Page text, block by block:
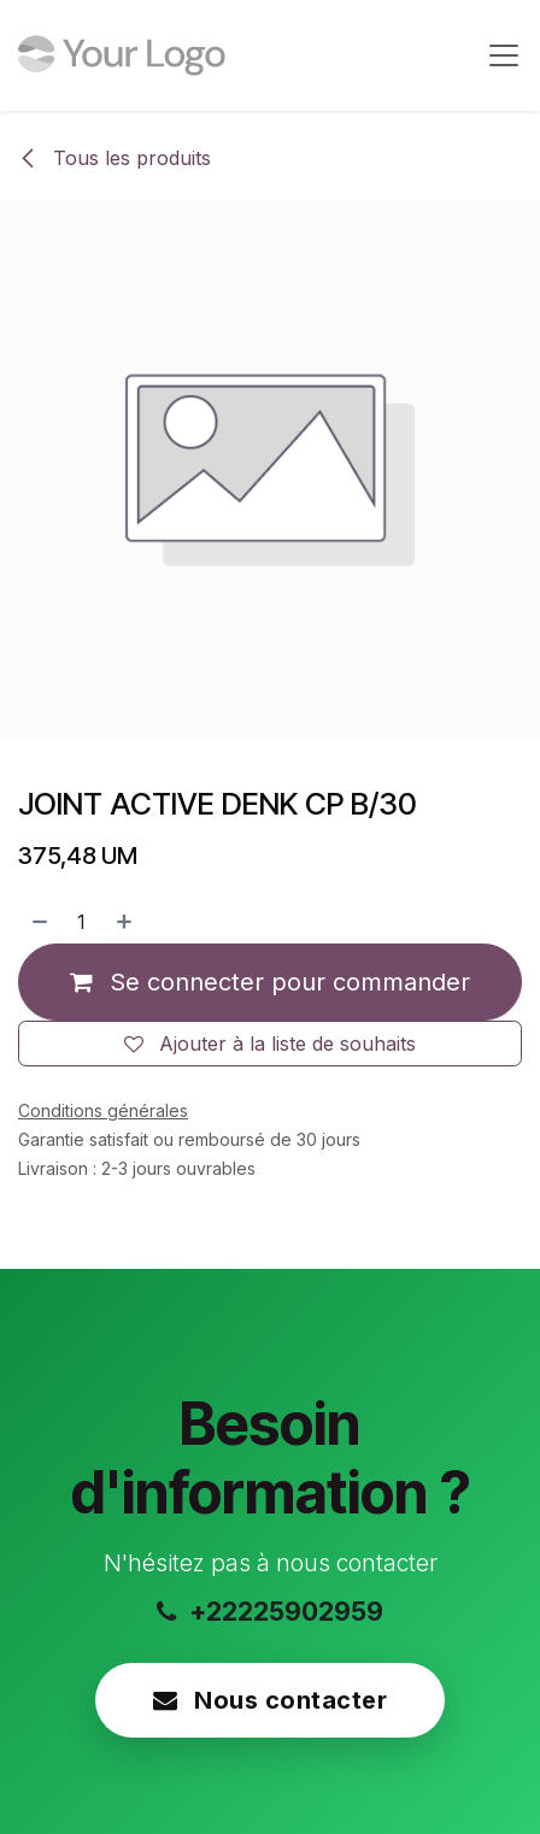
Tous les produits
JOINT ACTIVE DENK CP B/30
375,48 UM
Se connecter pour commander
Ajouter à la liste de souhaits
Conditions générales
Garantie satisfait ou remboursé de 30 jours
Livraison : 2-3 jours ouvrables
Besoin
d'information ?
N'hésitez pas à nous contacter
+22225902959
Nous contacter